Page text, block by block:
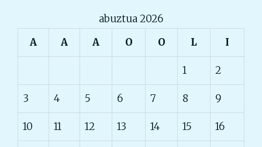
abuztua 2026
A
A A O O L I
1 2
3 4 5 6 7 8 9
10 11 12 13 14 15 16